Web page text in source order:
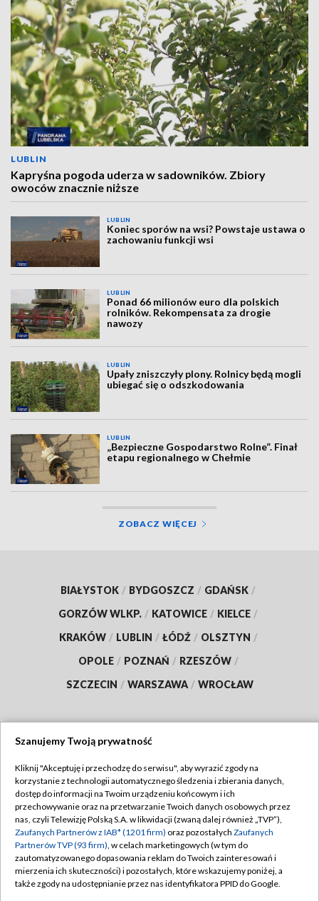
LUBLIN
Kapryśna pogoda uderza w sadowników. Zbiory
owoców znacznie niższe
LUBLIN
Koniec sporów na wsi? Powstaje ustawa o
zachowaniu funkcji wsi
LUBLIN
Ponad 66 milionów euro dla polskich
rolników. Rekompensata za drogie
nawozy
LUBLIN
Upały zniszczyły plony. Rolnicy będą mogli
ubiegać się o odszkodowania
LUBLIN
„Bezpieczne Gospodarstwo Rolne”. Finał
etapu regionalnego w Chełmie
ZOBACZ WIĘCEJ
BIAŁYSTOK / BYDGOSZCZ / GDAŃSK /
GORZÓW WLKP. / KATOWICE / KIELCE /
KRAKÓW / LUBLIN / ŁÓDŹ / OLSZTYN /
OPOLE / POZNAŃ / RZESZÓW /
SZCZECIN / WARSZAWA / WROCŁAW
TVP
Abonament TVP
Emisja w TVP
Centrum informacji TVP
Naziemna Telewizja Cyfrowa
Regulamin TVP
Polityka prywatności
Moje zgody
Pomoc
Szanujemy Twoją prywatność
Kliknij "Akceptuję i przechodzę do serwisu", aby wyrazić zgody na
korzystanie z technologii automatycznego śledzenia i zbierania danych,
dostęp do informacji na Twoim urządzeniu końcowym i ich
przechowywanie oraz na przetwarzanie Twoich danych osobowych przez
nas, czyli Telewizję Polską S.A. w likwidacji (zwaną dalej również „TVP”),
Zaufanych Partnerów z IAB* (1201 firm) oraz pozostałych Zaufanych
Partnerów TVP (93 firm), w celach marketingowych (w tym do
zautomatyzowanego dopasowania reklam do Twoich zainteresowań i
mierzenia ich skuteczności) i pozostałych, które wskazujemy poniżej, a
także zgody na udostępnianie przez nas identyfikatora PPID do Google.